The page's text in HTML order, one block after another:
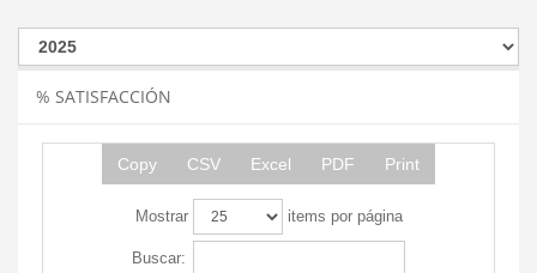
% SATISFACCIÓN
Copy CSV Excel PDF Print
Mostrar items por página
Buscar: